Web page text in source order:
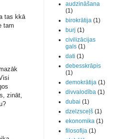
tas kkā
tam
zināt,
audzināšana
(1)
birokrātija (1)
burj (1)
civilizācijas
gals (1)
dati (1)
debesskrāpis
(1)
demokrātija (1)
divvalodība (1)
dubai (1)
dzelzsceļš (1)
ekonomika (1)
filosofija (1)